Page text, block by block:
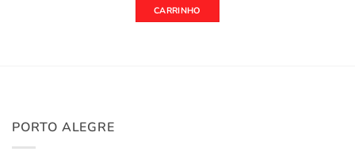
CARRINHO
PORTO ALEGRE